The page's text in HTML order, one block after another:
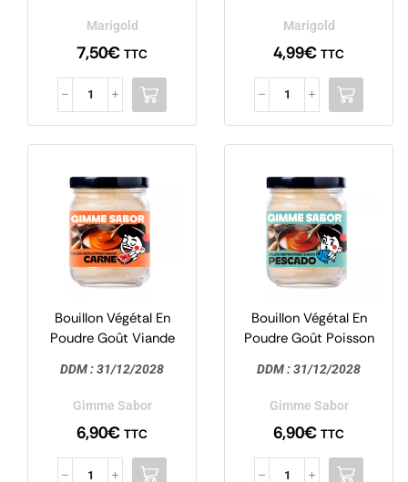
Marigold
7,50€ TTC
Marigold
4,99€ TTC
Bouillon Végétal En
Poudre Goût Viande
DDM :31/12/2028
Gimme Sabor
6,90€ TTC
Bouillon Végétal En
Poudre Goût Poisson
DDM : 31/12/2028
Gimme Sabor
6,90€ TTC